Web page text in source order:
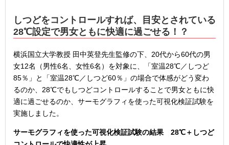
しつどをコントロールすれば、目安とされている
28℃設定で男女ともに快適に過ごせる！？
横浜国立大学教授 田中英登先生監修の下、20代から60代の男
女12名（男性6名、女性6名）を対象に、「室温28℃／しつど
85％」と「室温28℃／しつど60％」の場合で体感がどう変わ
るのか、28℃でもしつどコントロールすることで男女ともに快
適に過ごせるのか、サーモグラフィを使った可視化検証試験を
実施しました。
サーモグラフィを使った可視化検証試験の結果 28℃＋しつど